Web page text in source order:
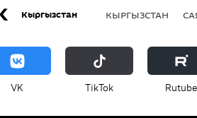
Кыргызстан КЫРГЫЗСТАН
VK ТikТоk Rutube